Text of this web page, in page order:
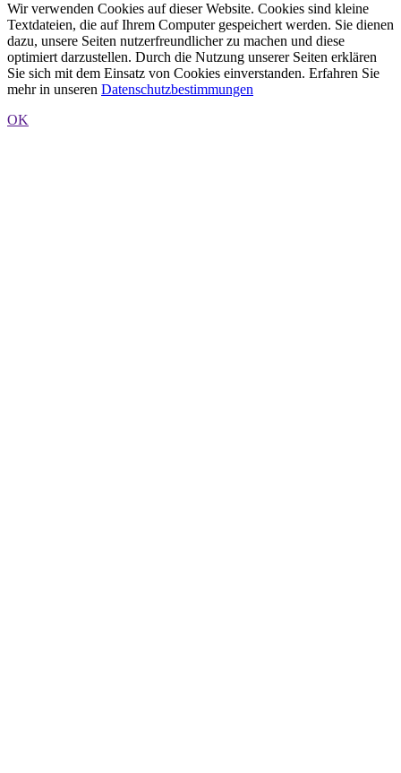
Wir verwenden Cookies auf dieser Website. Cookies sind kleine
Textdateien, die auf Ihrem Computer gespeichert werden. Sie dienen
dazu, unsere Seiten nutzerfreundlicher zu machen und diese
optimiert darzustellen. Durch die Nutzung unserer Seiten erklären
Sie sich mit dem Einsatz von Cookies einverstanden. Erfahren Sie
mehr in unseren Datenschutzbestimmungen
OK